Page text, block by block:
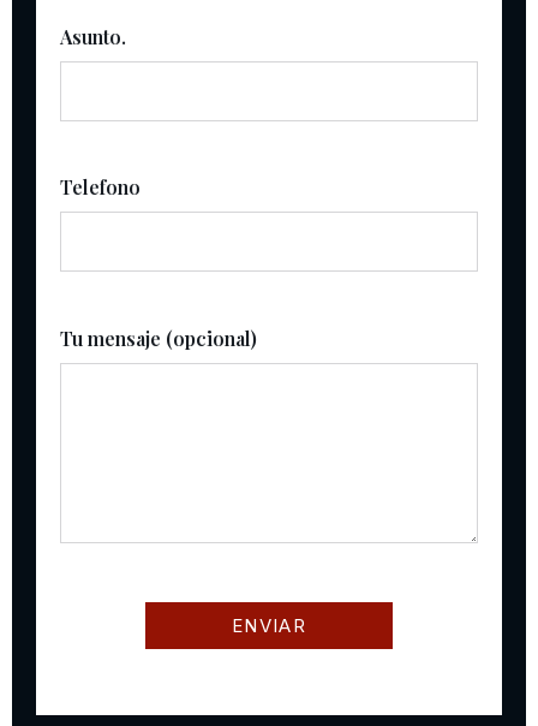
Asunto.
Telefono
Tu mensaje (opcional)